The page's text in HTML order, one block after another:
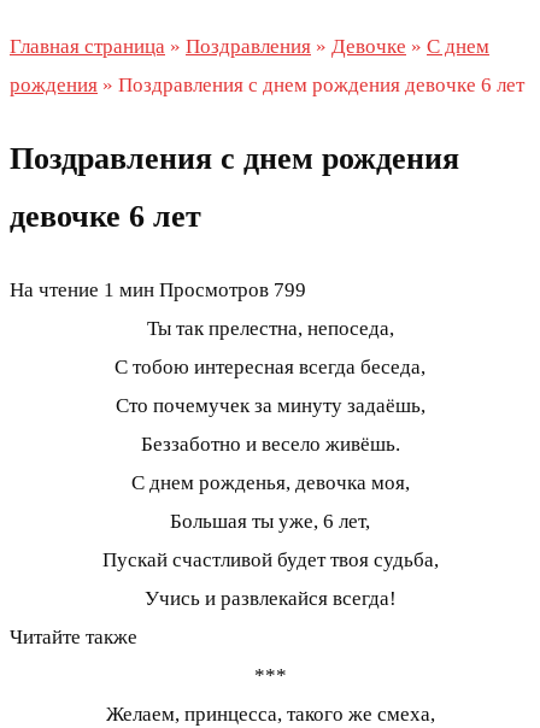
Главная страница » Поздравления » Девочке » С днем
рождения » Поздравления с днем рождения девочке 6 лет
Поздравления с днем рождения
девочке 6 лет
На чтение 1 мин Просмотров 799
Ты так прелестна, непоседа,
С тобою интересная всегда беседа,
Сто почемучек за минуту задаёшь,
Беззаботно и весело живёшь.
С днем рожденья, девочка моя,
Большая ты уже, 6 лет,
Пускай счастливой будет твоя судьба,
Учись и развлекайся всегда!
Читайте также
***
Желаем, принцесса, такого же смеха,